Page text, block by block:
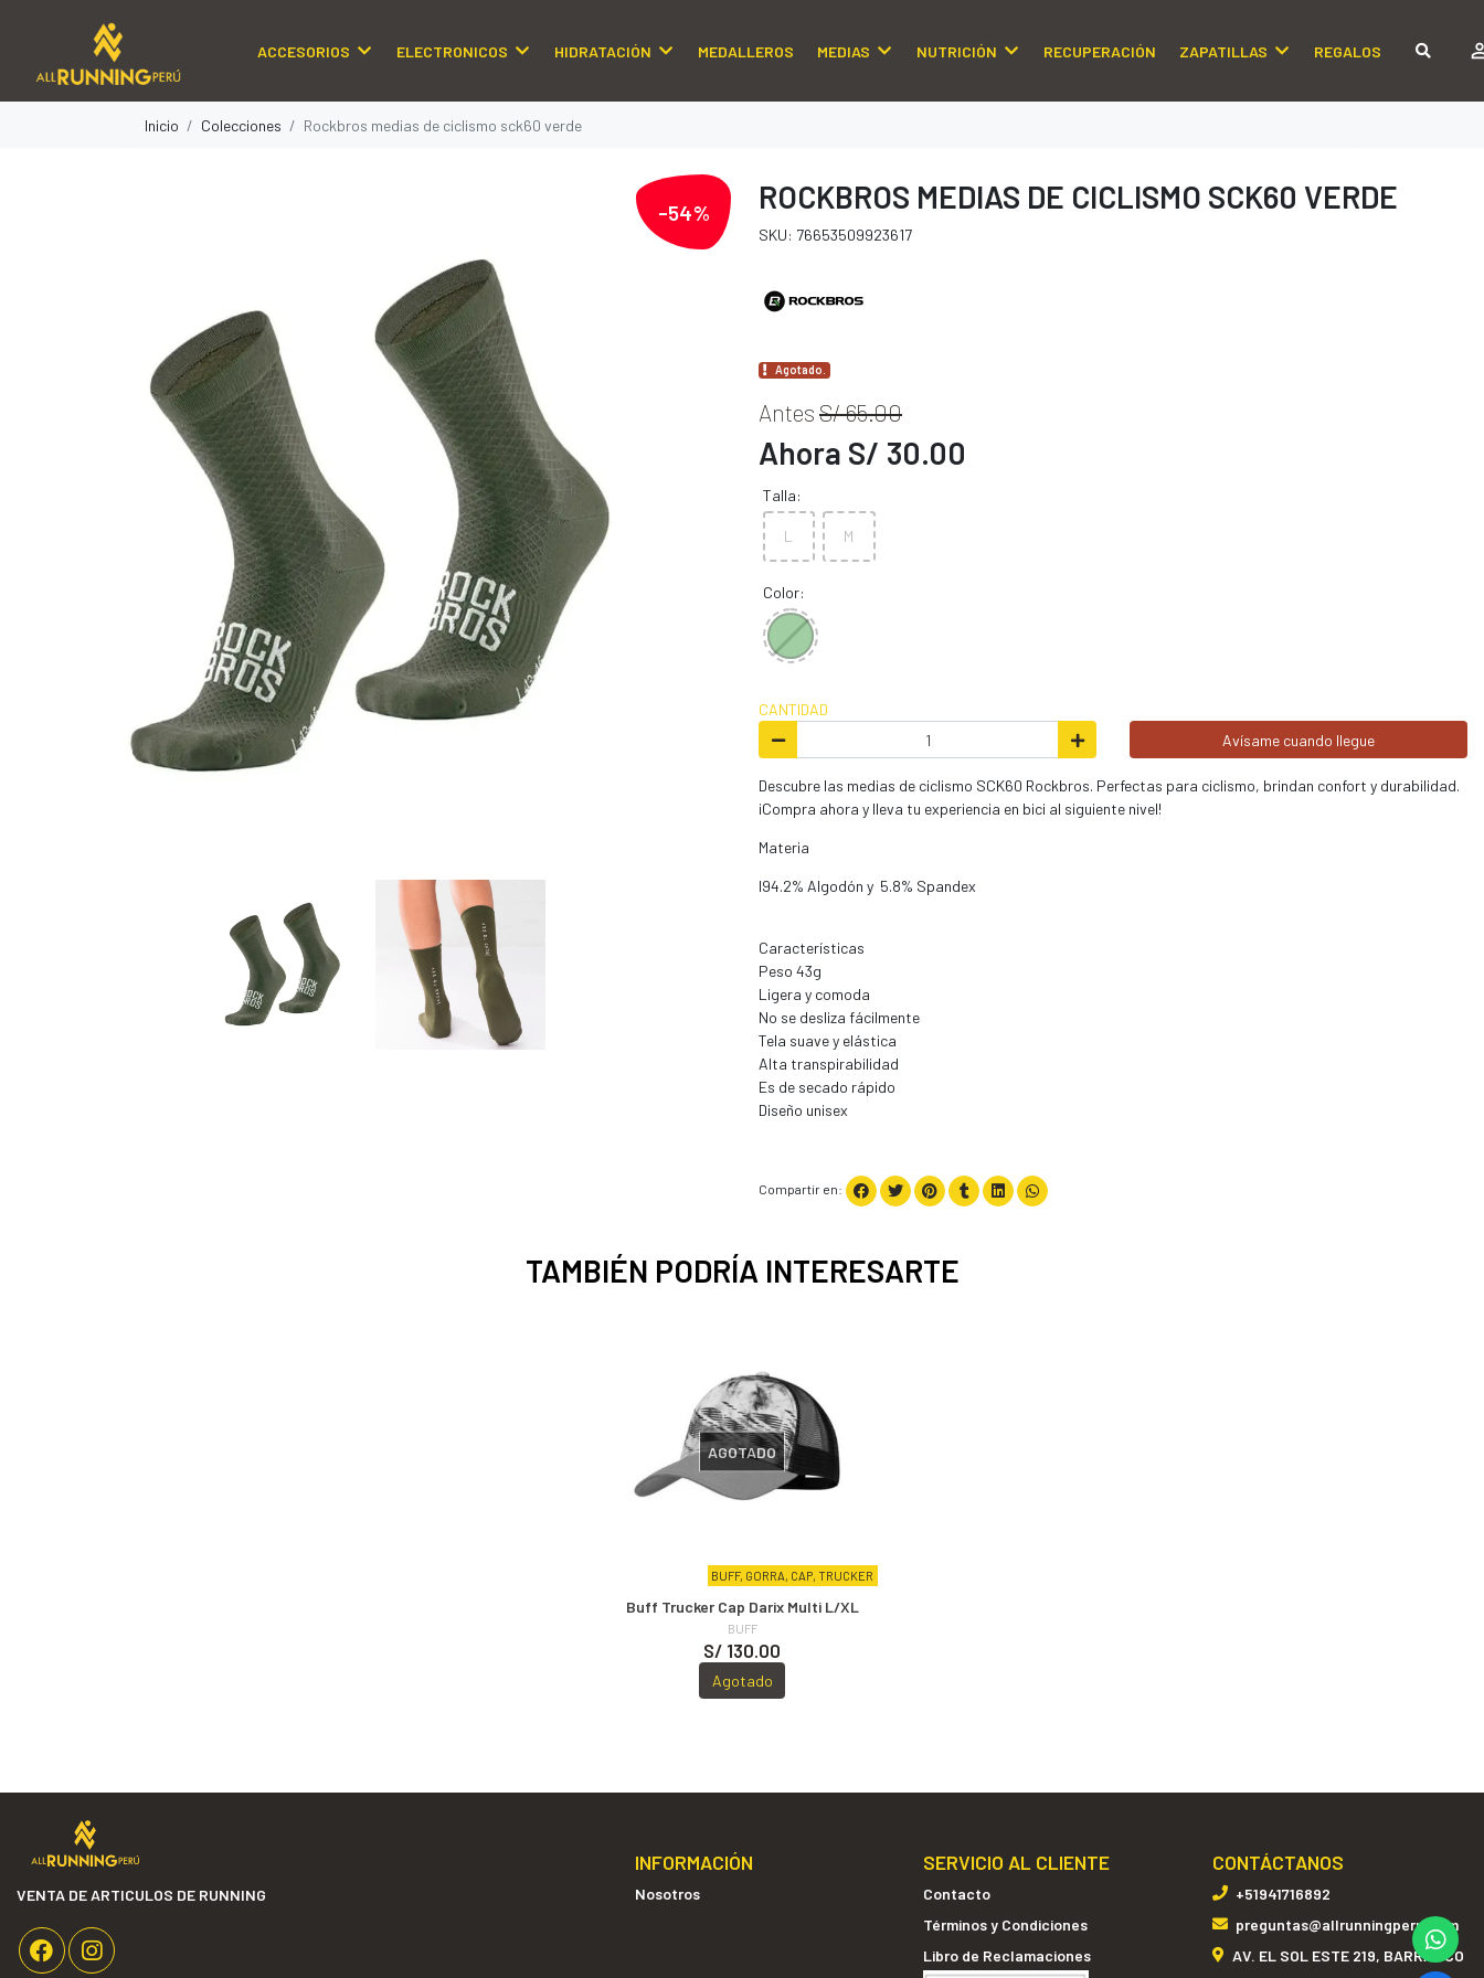
ACCESORIOS ELECTRONICOS HIDRATACIÓN MEDALLEROS MEDIAS NUTRICIÓN RECUPERACIÓN ZAPATILLAS REGALOS
Inicio Colecciones Rockbros medias de ciclismo sck60 verde
-54% ROCKBROS MEDIAS DE CICLISMO SCK60 VERDE
SKU: 76653509923617
Agotado.
Antes S/ 65.00
Ahora S/ 30.00
Talla:
L M
Color:
CANTIDAD
Avísame cuando llegue
Descubre las medias de ciclismo SCK60 Rockbros. Perfectas para ciclismo, brindan confort y durabilidad.
¡Compra ahora y lleva tu experiencia en bici al siguiente nivel!
Materia
l94.2% Algodón y 5.8% Spandex
Características
Peso 43g
Ligera y comoda
No se desliza fácilmente
Tela suave y elástica
Alta transpirabilidad
Es de secado rápido
Diseño unisex
Compartir en:
TAMBIÉN PODRÍA INTERESARTE
BUFF, GORRA, CAP, TRUCKER
AGOTADO
Buff Trucker Cap Darix Multi L/XL
BUFF
S/ 130.00
Agotado
VENTA DE ARTICULOS DE RUNNING
INFORMACIÓN
Nosotros
SERVICIO AL CLIENTE
Contacto
Términos y Condiciones
Libro de Reclamaciones
CONTÁCTANOS
+51941716892
preguntas@allrunningperu.com
AV. EL SOL ESTE 219, BARRANCO